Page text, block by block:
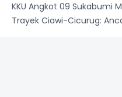
KKU Angkot 09 Sukabumi
Trayek Ciawi-Cicurug: